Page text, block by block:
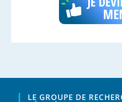
LE GROUPE DE